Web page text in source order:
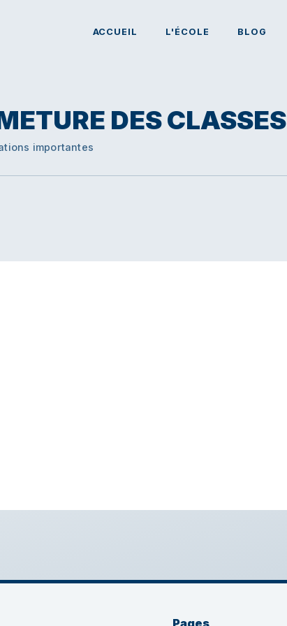
ACCUEIL L'ÉCOLE BLOG
DES CLASSES
importantes
Pages